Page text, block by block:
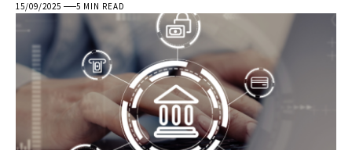
15/09/2025 5 MIN READ